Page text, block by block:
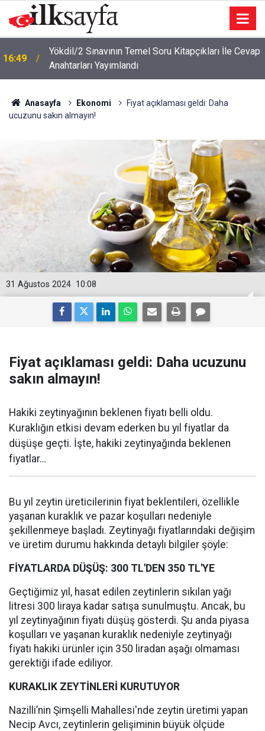
16:49
Yökdil/2 Sınavının Temel Soru Kitapçıkları İle Cevap
Anahtarları Yayımlandı
Anasayfa Ekonomi
Fiyat açıklaması geldi: Daha
ucuzunu sakın almayın!
10:08
31 Ağustos 2024
Fiyat açıklaması geldi: Daha ucuzunu
sakın almayın!
Hakiki zeytinyağının beklenen fiyatı belli oldu.
Kuraklığın etkisi devam ederken bu yıl fiyatlar da
düşüşe geçti. İşte, hakiki zeytinyağında beklenen
fiyatlar…
Bu yıl zeytin üreticilerinin fiyat beklentileri, özellikle
yaşanan kuraklık ve pazar koşulları nedeniyle
şekillenmeye başladı. Zeytinyağı fiyatlarındaki değişim
ve üretim durumu hakkında detaylı bilgiler şöyle:
FİYATLARDA DÜŞÜŞ: 300 TL'DEN 350 TL'YE
Geçtiğimiz yıl, hasat edilen zeytinlerin sıkılan yağı
litresi 300 liraya kadar satışa sunulmuştu. Ancak, bu
yıl zeytinyağının fiyatı düşüş gösterdi. Şu anda piyasa
koşulları ve yaşanan kuraklık nedeniyle zeytinyağı
fiyatı hakiki ürünler için 350 liradan aşağı olmaması
gerektiği ifade ediliyor.
KURAKLIK ZEYTİNLERİ KURUTUYOR
Nazilli’nin Şimşelli Mahallesi'nde zeytin üretimi yapan
Necip Avcı, zeytinlerin gelişiminin büyük ölçüde